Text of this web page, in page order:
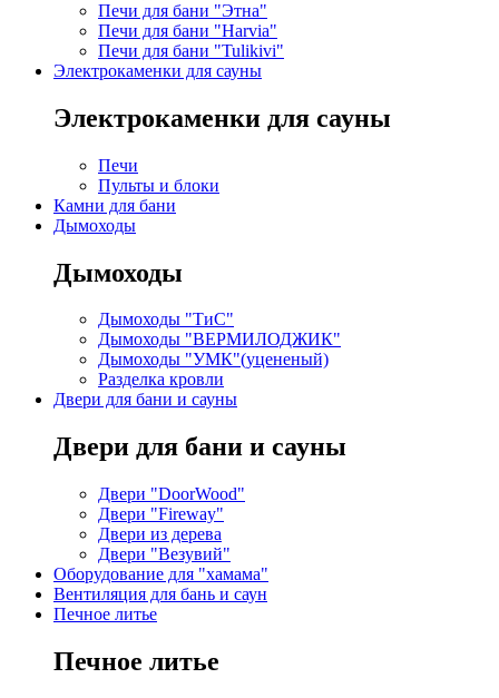
Печи для бани "Этна"
Печи для бани "Harvia"
Печи для бани "Tulikivi"
Электрокаменки для сауны
Электрокаменки для сауны
Печи
Пульты и блоки
Камни для бани
Дымоходы
Дымоходы
Дымоходы "ТиС"
Дымоходы "ВЕРМИЛОДЖИК"
Дымоходы "УМК"(уцененый)
Разделка кровли
Двери для бани и сауны
Двери для бани и сауны
Двери "DoorWood"
Двери "Fireway"
Двери из дерева
Двери "Везувий"
Оборудование для "хамама"
Вентиляция для бань и саун
Печное литье
Печное литье